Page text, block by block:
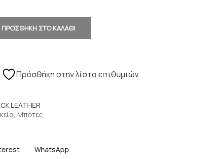
ΠΡΟΣΘΗΚΗ ΣΤΟ ΚΑΛΑΘΙ
Πρόσθήκη στην λίστα επιθυμιών
LEATHER
, Μπότες
WhatsApp